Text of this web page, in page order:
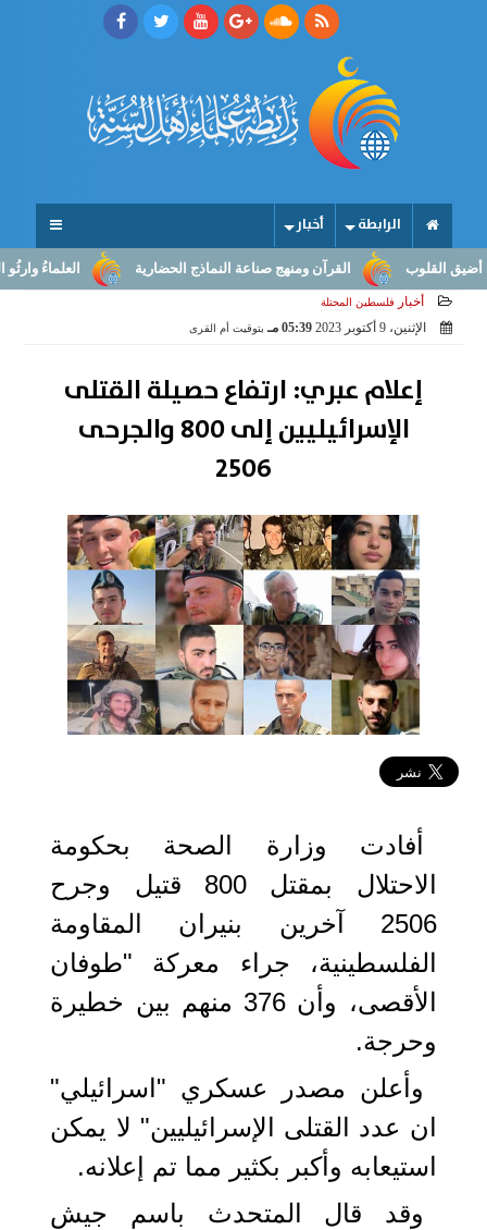
الرابطة أخبار
العلماءُ وارثُو القرآن ومنهج صناعة النماذج الحضارية
أخبار فلسطين المحتلة
الإثنين، 9 أكتوبر 2023 05:39 مـ بتوقيت أم القرى
إعلام عبري: ارتفاع حصيلة القتلى
الإسرائيليين إلى 800 والجرحى
2506
‏أفادت وزارة الصحة بحكومة
الاحتلال بمقتل 800 قتيل وجرح
2506 آخرين بنيران المقاومة
الفلسطينية، جراء معركة "طوفان
الأقصى، وأن 376 منهم بين خطيرة
وحرجة.
وأعلن مصدر عسكري "اسرائيلي"
ان عدد القتلى الإسرائيليين" لا يمكن
استيعابه وأكبر بكثير مما تم إعلانه.
وقد قال المتحدث باسم جيش